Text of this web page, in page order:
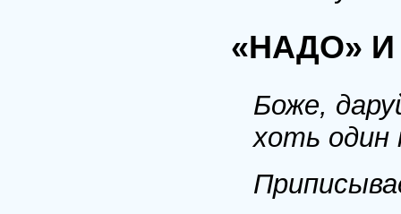
«НАДО» И
Боже,
хоть один